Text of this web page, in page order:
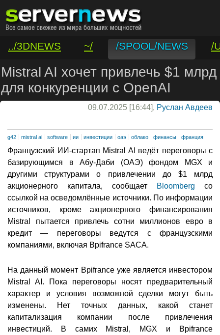
../3DNEWS ~/ /SPOOL/NEWS
/
/VAR/CONTACT
Mistral AI хочет привлечь $1 млрд
для конкуренции с OpenAI
09.07.2025 [16:44], Руслан Авдеев
g42 mistral ai software ии инвестиции оаэ облако финансы франция
Французский ИИ-стартап Mistral AI ведёт переговоры с
базирующимся в Абу-Даби (ОАЭ) фондом MGX и
другими структурами о привлечении до $1 млрд
акционерного капитала, сообщает
Bloomberg со
ссылкой на осведомлённые источники. По информации
источников, кроме акционерного финансирования
Mistral пытается привлечь сотни миллионов евро в
кредит — переговоры ведутся с французскими
компаниями, включая Bpifrance SACA.
На данный момент Bpifrance уже является инвестором
Mistral AI. Пока переговоры носят предварительный
характер и условия возможной сделки могут быть
изменены. Нет точных данных, какой станет
капитализация компании после привлечения
инвестиций. В самих Mistral, MGX и Bpifrance